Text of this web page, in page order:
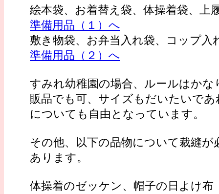
絵本袋、お着替え袋、体操着袋、
準備用品（１）へ
敷き物袋、お弁当入れ袋、コップ
準備用品（２）へ
すみれ幼稚園の場合、ルールはかな
販品でも可、サイズもだいたいで
についても自由となっています。
その他、以下の品物について裁縫が
あります。
体操着のゼッケン、帽子の日よけ